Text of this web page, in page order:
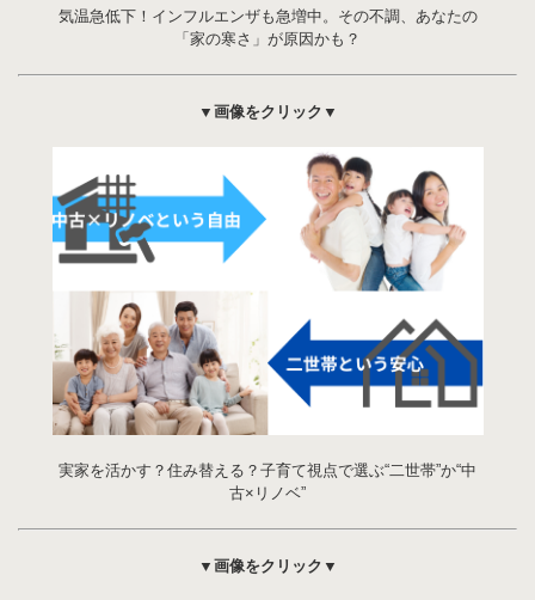
気温急低下！インフルエンザも急増中。その不調、あなたの
「家の寒さ」が原因かも？
▼画像をクリック▼
実家を活かす？住み替える？子育て視点で選ぶ“二世帯”か“中
古×リノベ”
▼画像をクリック▼